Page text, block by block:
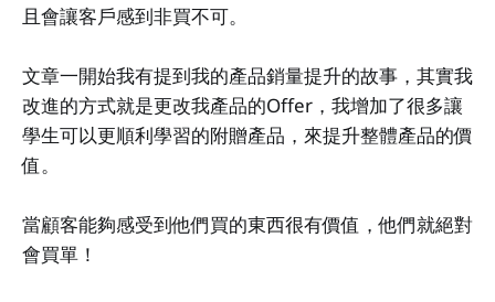
且會讓客戶感到非買不可。
文章一開始我有提到我的產品銷量提升的故事，其實我
改進的方式就是更改我產品的Offer，我增加了很多讓
學生可以更順利學習的附贈產品，來提升整體產品的價
值。
當顧客能夠感受到他們買的東西很有價值，他們就絕對
會買單！